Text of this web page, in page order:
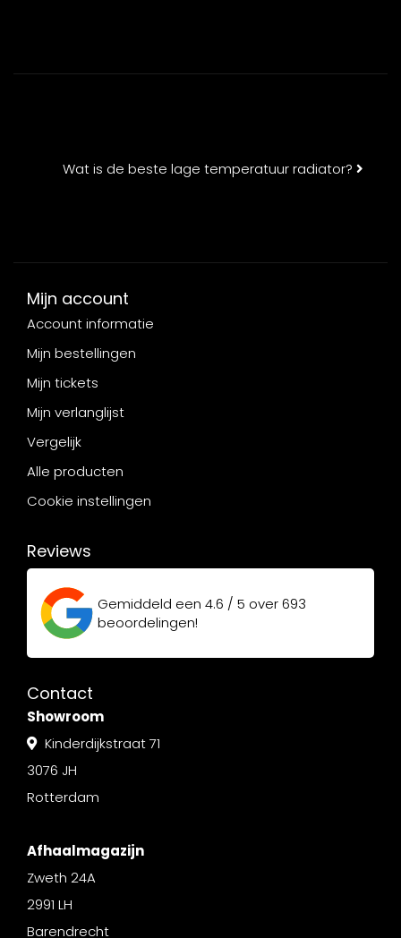
Wat is de beste lage temperatuur radiator?
Mijn account
Account informatie
Mijn bestellingen
Mijn tickets
Mijn verlanglijst
Vergelijk
Alle producten
Cookie instellingen
Reviews
Gemiddeld een 4.6 / 5 over693
beoordelingen!
Contact
Showroom
Kinderdijkstraat 71
3076 JH
Rotterdam
Afhaalmagazijn
Zweth 24A
2991 LH
Barendrecht